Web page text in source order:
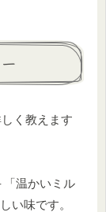
く教えます
「温かいミル
い味です。